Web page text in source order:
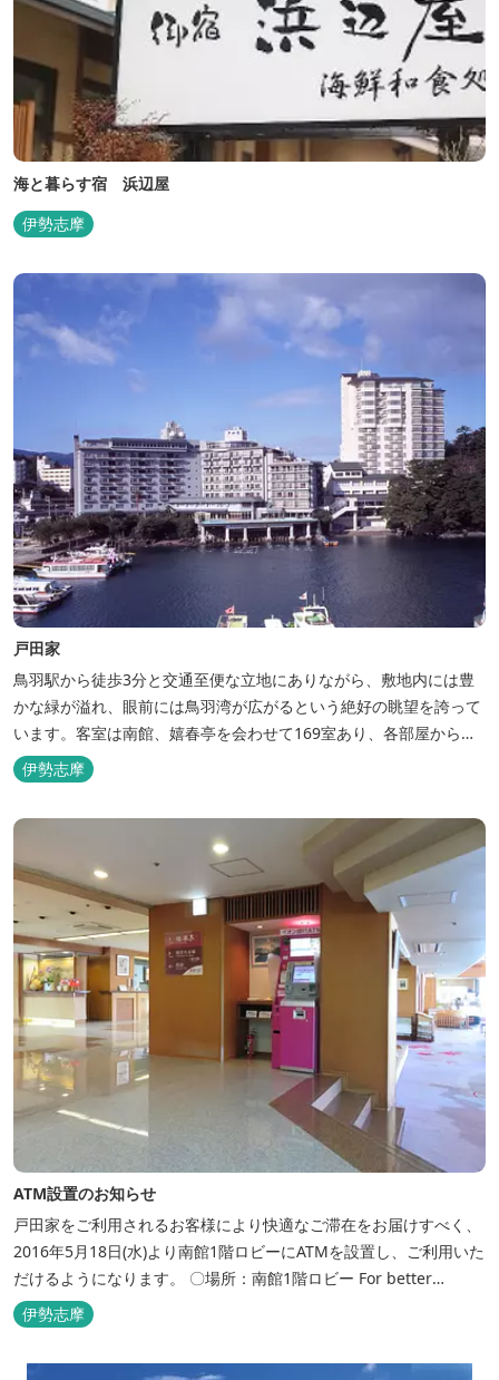
海と暮らす宿 浜辺屋
伊勢志摩
戸田家
鳥羽駅から徒歩3分と交通至便な立地にありながら、敷地内には豊
かな緑が溢れ、眼前には鳥羽湾が広がるという絶好の眺望を誇って
います。客室は南館、嬉春亭を会わせて169室あり、各部屋からの
景観の美しさも格別。伊勢湾で揚がった海の幸を使った会席料理も
自慢です。 旅の疲れを癒すには、男女あわせて13湯と足湯2湯の
伊勢志摩
ATM設置のお知らせ
戸田家をご利用されるお客様により快適なご滞在をお届けすべく、
2016年5月18日(水)より南館1階ロビーにATMを設置し、ご利用いた
だけるようになります。 〇場所：南館1階ロビー For better
convenience, ATM Machine which includes cash dispenser will
be available at Todaya Hotel’s 1...
伊勢志摩